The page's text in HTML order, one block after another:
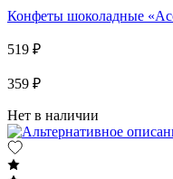
Конфеты шоколадные
519 ₽
359 ₽
Нет в наличии